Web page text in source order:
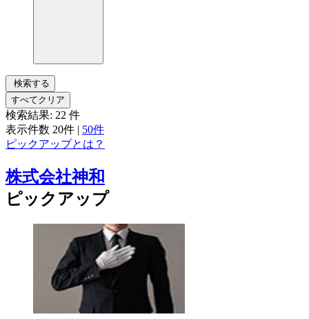
検索する
すべてクリア
検索結果: 22 件
表示件数 20件 | 50件
ピックアップとは？
株式会社神和
ピックアップ